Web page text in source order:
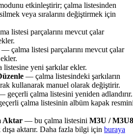
etkinleştirir; çalma listesinden
veya sıralarını değiştirmek için
listesi parçalarını mevcut çalar
— çalma listesi parçalarını mevcut çalar
yeni şarkılar ekler.
— çalma listesindeki şarkıların
kullanarak manuel olarak değiştirir.
geçerli çalma listesini yeniden adlandırır.
çalma listesinin albüm kapak
Aktar — bu çalma listesini M3U / M3U8
dışa aktarır. Daha fazla bilgi için buraya